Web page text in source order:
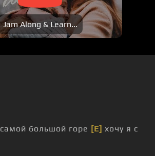
Jam Along & Learn...
самой большой горе [E] хочу я с